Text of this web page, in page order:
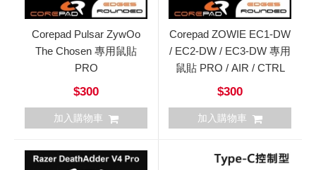
Corepad Pulsar ZywOo
The Chosen 專用鼠貼
PRO
$300
加入購物車
Corepad ZOWIE EC1-DW
/ EC2-DW / EC3-DW 專用
鼠貼 PRO / AIR / CTRL
$300
加入購物車